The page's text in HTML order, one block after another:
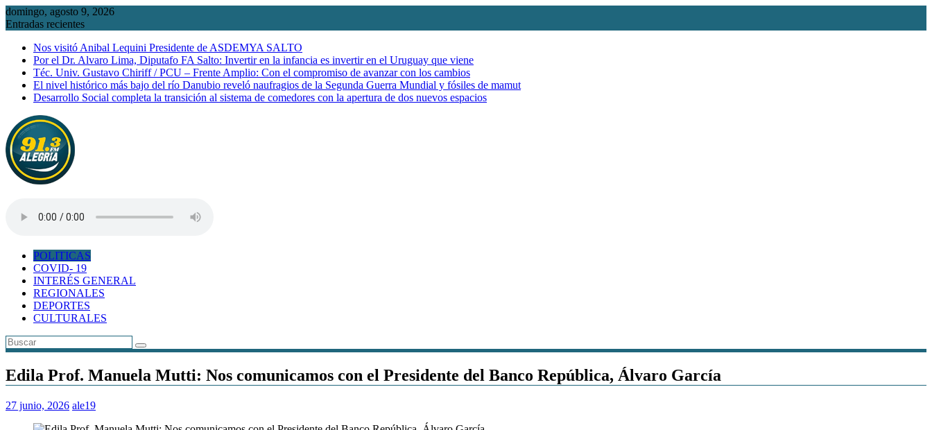
Saltar
al
domingo, agosto 9, 2026
Entradas recientes
Nos visitó Anibal Lequini Presidente de ASDEMYA SALTO
Por el Dr. Alvaro Lima, Diputafo FA Salto: Invertir en la infancia es invertir en el Uruguay que viene
Téc. Univ. Gustavo Chiriff / PCU – Frente Amplio: Con el compromiso de avanzar con los cambios
El nivel histórico más bajo del río Danubio reveló naufragios de la Segunda Guerra Mundial y fósiles de mamut
Desarrollo Social completa la transición al sistema de comedores con la apertura de dos nuevos espacios
POLITICAS
COVID- 19
INTERÉS GENERAL
REGIONALES
DEPORTES
CULTURALES
Edila Prof. Manuela Mutti: Nos comunicamos con el Presidente del Banco República, Álvaro García
27 junio, 2026 ale19